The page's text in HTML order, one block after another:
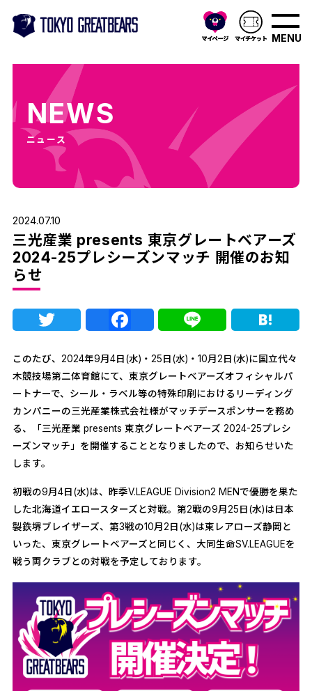
MENU
NEWS
ニュース
2024.07.10
三光産業 presents 東京グレートベアーズ
2024-25プレシーズンマッチ 開催のお知
らせ
Twitter Facebook
Line
このたび、2024年9月4日(水)・25日(水)・10月2日(水)に国立代々
木競技場第二体育館にて、東京グレートベアーズオフィシャルパ
ートナーで、シール・ラベル等の特殊印刷におけるリーディング
カンパニーの三光産業株式会社様がマッチデースポンサーを務め
る、「三光産業 presents 東京グレートベアーズ 2024-25プレシ
ーズンマッチ」を開催することとなりましたので、お知らせいた
します。
初戦の9月4日(水)は、昨季V.LEAGUE Division2 MENで優勝を果た
した北海道イエロースターズと対戦。第2戦の9月25日(水)は日本
製鉄堺ブレイザーズ、第3戦の10月2日(水)は東レアローズ静岡と
いった、東京グレートベアーズと同じく、大同生命SV.LEAGUEを
戦う両クラブとの対戦を予定しております。